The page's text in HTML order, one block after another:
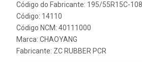
Código do Fabricante: 195/55R15C-
Código: 14110
Código NCM: 40111000
Marca: CHAOYANG
Fabricante: ZC RUBBER PCR